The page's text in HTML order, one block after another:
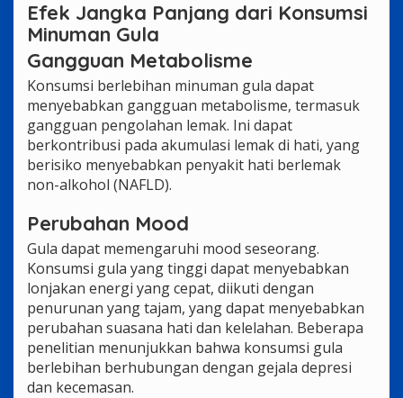
Efek Jangka Panjang dari Konsumsi
Minuman Gula
Gangguan Metabolisme
Konsumsi berlebihan minuman gula dapat
menyebabkan gangguan metabolisme, termasuk
gangguan pengolahan lemak. Ini dapat
berkontribusi pada akumulasi lemak di hati, yang
berisiko menyebabkan penyakit hati berlemak
non-alkohol (NAFLD).
Perubahan Mood
Gula dapat memengaruhi mood seseorang.
Konsumsi gula yang tinggi dapat menyebabkan
lonjakan energi yang cepat, diikuti dengan
penurunan yang tajam, yang dapat menyebabkan
perubahan suasana hati dan kelelahan. Beberapa
penelitian menunjukkan bahwa konsumsi gula
berlebihan berhubungan dengan gejala depresi
dan kecemasan.